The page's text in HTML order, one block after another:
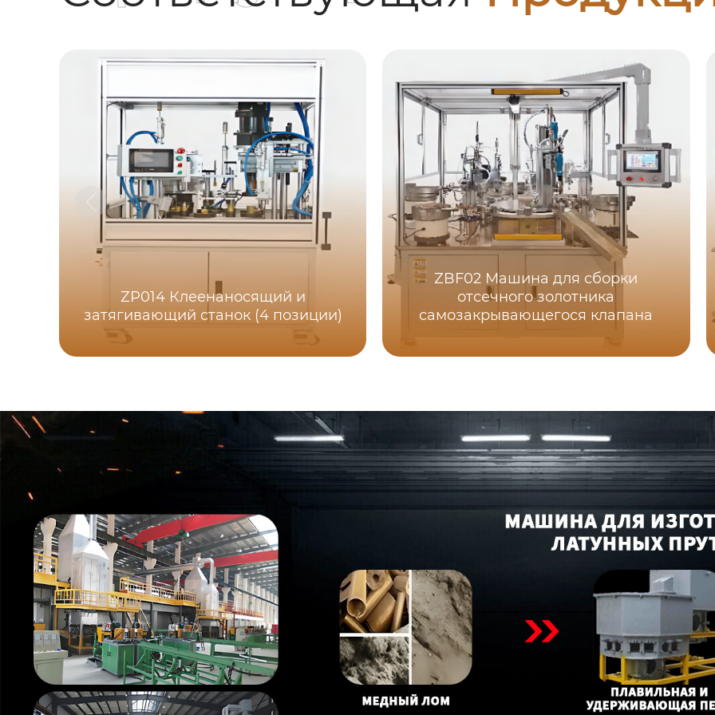
ZP014 Клеенаносящий и
затягивающий станок (4 позиции)
ZBF02 Машина для сборки
отсечного золотника
самозакрывающегося клапана